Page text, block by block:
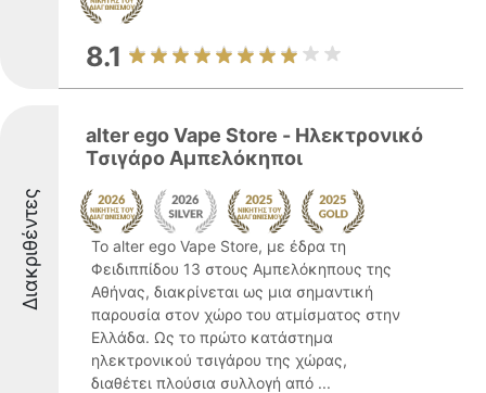
8.1
Διακριθέντες
alter ego Vape Store - Ηλεκτρονικό
Τσιγάρο Αμπελόκηποι
Το alter ego Vape Store, με έδρα τη
Φειδιππίδου 13 στους Αμπελόκηπους της
Αθήνας, διακρίνεται ως μια σημαντική
παρουσία στον χώρο του ατμίσματος στην
Ελλάδα. Ως το πρώτο κατάστημα
ηλεκτρονικού τσιγάρου της χώρας,
διαθέτει πλούσια συλλογή από ...